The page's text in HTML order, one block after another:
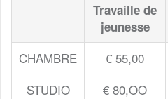
Travaille de
jeunesse
CHAMBRE € 55,00
STUDIO
€ 80,OO